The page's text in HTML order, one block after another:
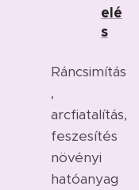
elé
s
Ráncsimítás
,
arcfiatalítás,
feszesítés
növényi
hatóanyag